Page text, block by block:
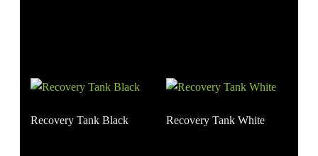
Recovery Tank Black Recovery Tank White